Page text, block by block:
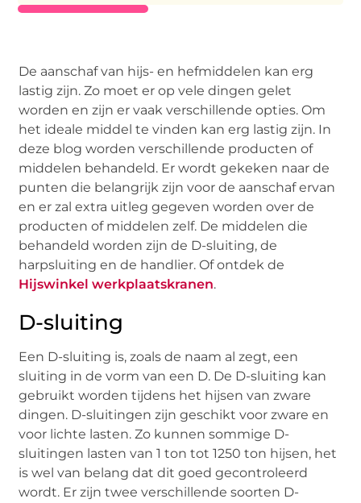
De aanschaf van hijs- en hefmiddelen kan erg
lastig zijn. Zo moet er op vele dingen gelet
worden en zijn er vaak verschillende opties. Om
het ideale middel te vinden kan erg lastig zijn. In
deze blog worden verschillende producten of
middelen behandeld. Er wordt gekeken naar de
punten die belangrijk zijn voor de aanschaf ervan
en er zal extra uitleg gegeven worden over de
producten of middelen zelf. De middelen die
behandeld worden zijn de D-sluiting, de
harpsluiting en de handlier. Of ontdek de
Hijswinkel werkplaatskranen.
D-sluiting
Een D-sluiting is, zoals de naam al zegt, een
sluiting in de vorm van een D. De D-sluiting kan
gebruikt worden tijdens het hijsen van zware
dingen. D-sluitingen zijn geschikt voor zware en
voor lichte lasten. Zo kunnen sommige D-
sluitingen lasten van 1 ton tot 1250 ton hijsen, het
is wel van belang dat dit goed gecontroleerd
wordt. Er zijn twee verschillende soorten D-